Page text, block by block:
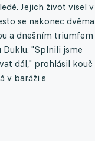
Jejich život visel v
se nakonec dvěma
a dnešním triumfem
"Splnili jsme
dál," prohlásil kouč
v baráži s